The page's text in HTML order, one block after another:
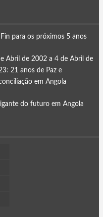
para os próximos 5 anos
Abril de 2002 a 4 de Abril de
21 anos de Paz e
em Angola
do futuro em Angola